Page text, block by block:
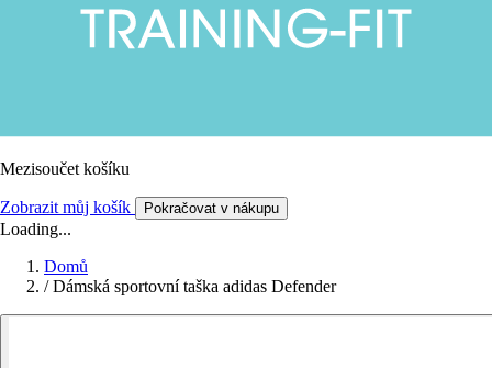
Mezisoučet košíku
Zobrazit můj košík Pokračovat v nákupu
Loading...
Domů
/ Dámská sportovní taška adidas Defender